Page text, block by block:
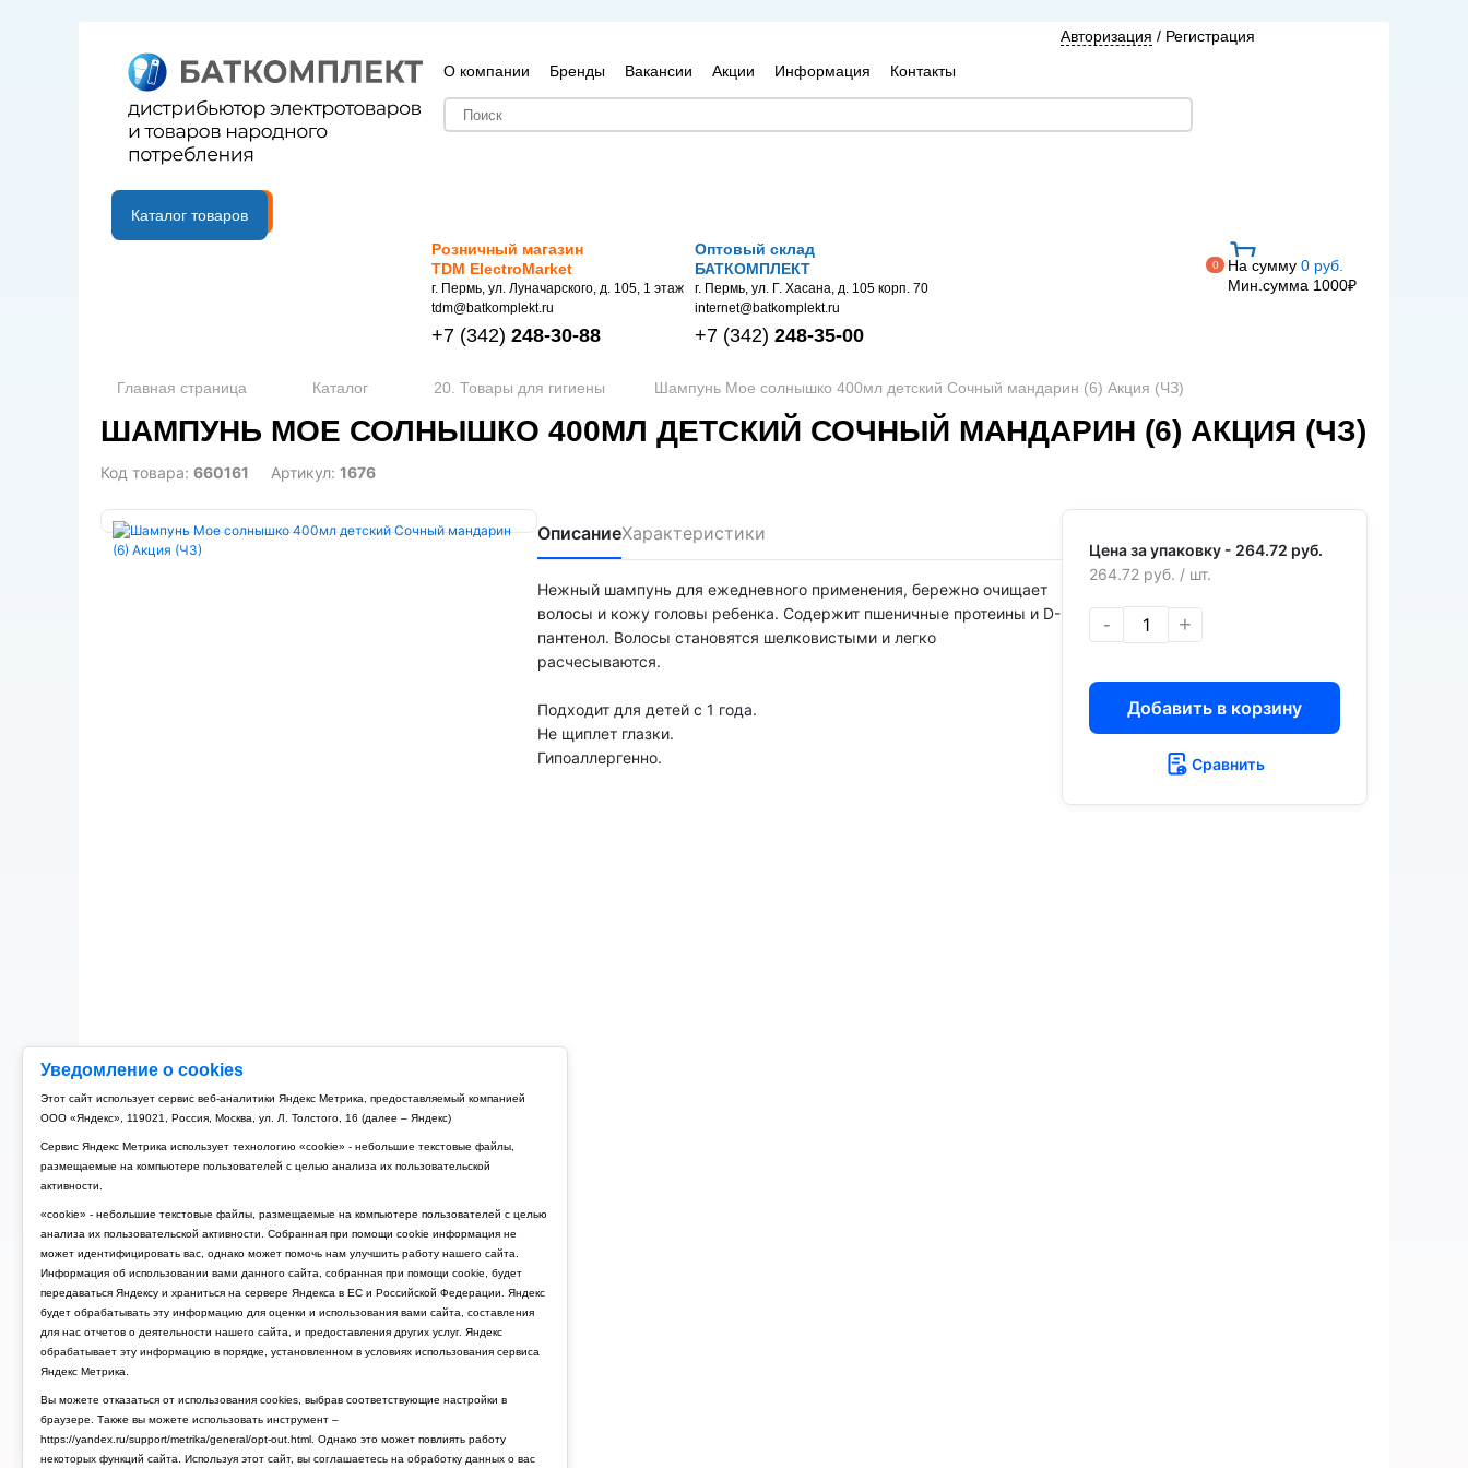
Уведомление о cookies
Этот сайт использует сервис веб-аналитики Яндекс Метрика, предоставляемый компанией
ООО «Яндекс», 119021, Россия, Москва, ул. Л. Толстого, 16 (далее – Яндекс)
Сервис Яндекс Метрика использует технологию «cookie» - небольшие текстовые файлы,
размещаемые на компьютере пользователей с целью анализа их пользовательской
активности.
«cookie» - небольшие текстовые файлы, размещаемые на компьютере пользователей с целью
анализа их пользовательской активности. Собранная при помощи cookie информация не
может идентифицировать вас, однако может помочь нам улучшить работу нашего сайта.
Информация об использовании вами данного сайта, собранная при помощи cookie, будет
передаваться Яндексу и храниться на сервере Яндекса в ЕС и Российской Федерации. Яндекс
будет обрабатывать эту информацию для оценки и использования вами сайта, составления
для нас отчетов о деятельности нашего сайта, и предоставления других услуг. Яндекс
обрабатывает эту информацию в порядке, установленном в условиях использования сервиса
Яндекс Метрика.
Вы можете отказаться от использования cookies, выбрав соответствующие настройки в
браузере. Также вы можете использовать инструмент –
https://yandex.ru/support/metrika/general/opt-out.html. Однако это может повлиять работу
некоторых функций сайта. Используя этот сайт, вы соглашаетесь на обработку данных о вас
О компании Бренды Вакансии Акции Информация Контакты
Авторизация / Регистрация
B2B портал
Каталог товаров
Розничный магазин
TDM ElectroMarket
г. Пермь, ул. Луначарского, д. 105, 1 этаж
tdm@batkomplekt.ru
+7 (342) 248-30-88
Оптовый склад
БАТКОМПЛЕКТ
г. Пермь, ул. Г. Хасана, д. 105 корп. 70
internet@batkomplekt.ru
+7 (342) 248-35-00
0 На сумму 0 руб.
Мин.сумма 1000₽
Главная страница Каталог 20. Товары для гигиены Шампунь Мое солнышко 400мл детский Сочный мандарин (6) Акция (ЧЗ)
ШАМПУНЬ МОЕ СОЛНЫШКО 400МЛ ДЕТСКИЙ СОЧНЫЙ МАНДАРИН (6) АКЦИЯ (ЧЗ)
Код товара: 660161 Артикул: 1676
ОписаниеХарактеристики
Нежный шампунь для ежедневного применения, бережно очищает
волосы и кожу головы ребенка. Содержит пшеничные протеины и D-
пантенол. Волосы становятся шелковистыми и легко
расчесываются.
Подходит для детей с 1 года.
Не щиплет глазки.
Гипоаллергенно.
Цена за упаковку - 264.72 руб.
264.72 руб. / шт.
- +
Добавить в корзину
Сравнить